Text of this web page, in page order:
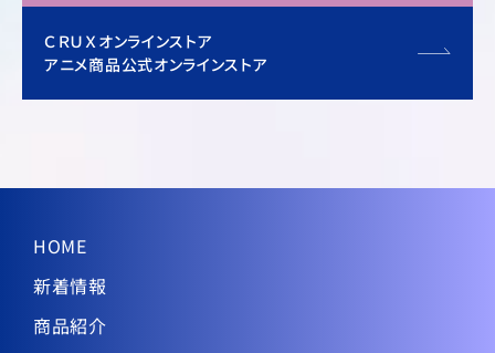
ＣＲＵＸオンラインストア
アニメ商品公式オンラインストア
HOME
新着情報
商品紹介